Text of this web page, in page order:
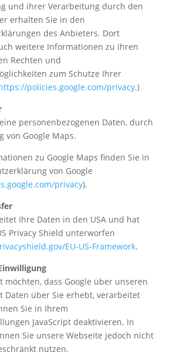
und ihrer Verarbeitung durch den
erhalten Sie in den
des Anbieters. Dort
weitere Informationen zu Ihren
Rechten und
zum Schutze Ihrer
policies.google.com/privacy.)
personenbezogenen Daten, durch
von Google Maps.
zu Google Maps finden Sie in
von Google
privacy).
Ihre Daten in den USA und hat
Privacy Shield unterworfen
EU-US-Framework.
möchten, dass Google über unseren
über Sie erhebt, verarbeitet
Sie in Ihrem
JavaScript deaktivieren. In
Sie unsere Webseite jedoch nicht
nutzen.